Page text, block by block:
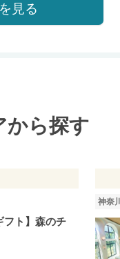
見る
から探す
フト】森のチ
神奈